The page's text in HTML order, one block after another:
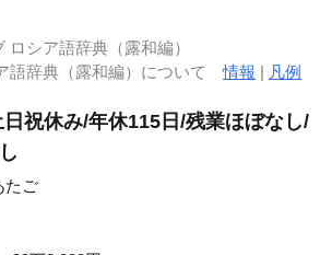
ロシア語辞典（露和編）
語辞典（露和編）について情報 | 凡例
祝休み/年休115日/残業ほぼなし/
たご